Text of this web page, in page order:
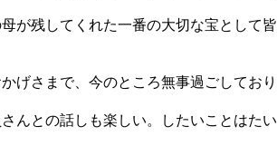
が残してくれた一番の大切な宝として
げさまで、今のところ無事過ごしており
んとの話しも楽しい。したいことはた